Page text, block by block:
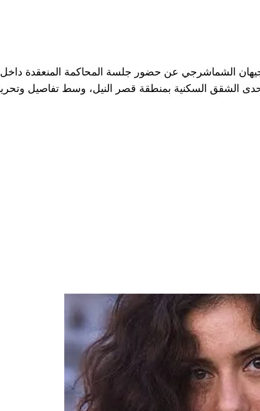
جيهان الشماشرجي عن حضور جلسة المحاكمة المنعقدة
الشقق السكنية بمنطقة قصر النيل، وسط تفاصيل